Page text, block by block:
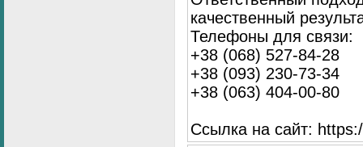
качественный
Телефоны для связи:
+38 (068) 527-84-28
+38 (093) 230-73-34
+38 (063) 404-00-80
Ссылка на сайт: